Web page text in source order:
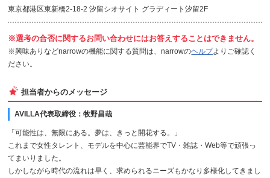
東京都港区東新橋2-18-2 汐留シオサイト グラディート汐留2F
※選考の合否に関するお問い合わせにはお答えすることはできません。
※興味ありなどnarrowの機能に関する質問は、narrowのヘルプよりご確認く
ださい。
担当者からのメッセージ
AVILLA代表取締役：牧野昌哉
「可能性は、無限にある。夢は、きっと開花する。」
これまで女性タレント、モデルを中心に芸能界でTV・雑誌・Web等で頑張っ
てまいりました。
しかしながら時代の流れは早く、求められるニーズもかなり多様化してきまし